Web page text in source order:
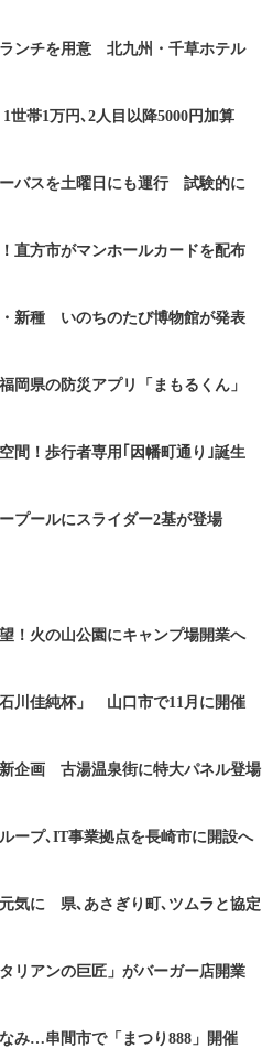
ランチを用意 北九州・千草ホテル
世帯1万円､2人目以降5000円加算
バスを土曜日にも運行 試験的に
直方市がマンホールカードを配布
新種 いのちのたび博物館が発表
県の防災アプリ「まもるくん」
間！歩行者専用｢因幡町通り｣誕生
プールにスライダー2基が登場
！火の山公園にキャンプ場開業へ
石川佳純杯」 山口市で11月に開催
新企画 古湯温泉街に特大パネル登場
ープ､IT事業拠点を長崎市に開設へ
元気に 県､あさぎり町､ツムラと協定
リアンの巨匠」がバーガー店開業
み…串間市で「まつり888」開催